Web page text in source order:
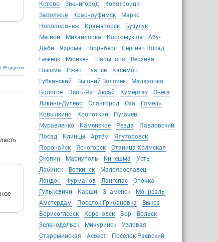
Кстово
Звенигород
Новотроицк
Заволжье
Красноуфимск
Маркс
Нововоронеж
Краматорск
Бузулук
Мегион
Михайловка Костомукша
Абу-
Даби
Яхрома Нюрнберг
Сергиев Посад
Бежецк
Мюнхен Шарыпово
Верхняя
Пышма
Ржев Туапсе
Касимов
Губкинский
Вышний Волочек
Малаховка
Бологое
Пыть-Ях Аксай Кумертау
Онега
Ликино-Дулёво
Славгород Оха
Гомель
Ковылкино
Кропоткин
Пугачев
Муравленко
Каменское Ревда
Павловский
Посад
Клинцы Артём
Ялуторовск
Поронайск
Ясногорск
Станица Холмская
Скопин
Мариуполь Кинешма
Усть-
Лабинск
Воткинск
Малоярославец
Лондон
Фурманов Лангепас
Опочка
Гулькевичи
Карши Знаменск
Монреаль
Амстердам
Поселок Грибановка
Выкса
Борисоглебск
Кореновск Бор
Вольск
Зеленодольск
Мичуринск
Узловая
Староминская
Асбест Поселок Раевский
IP адреса